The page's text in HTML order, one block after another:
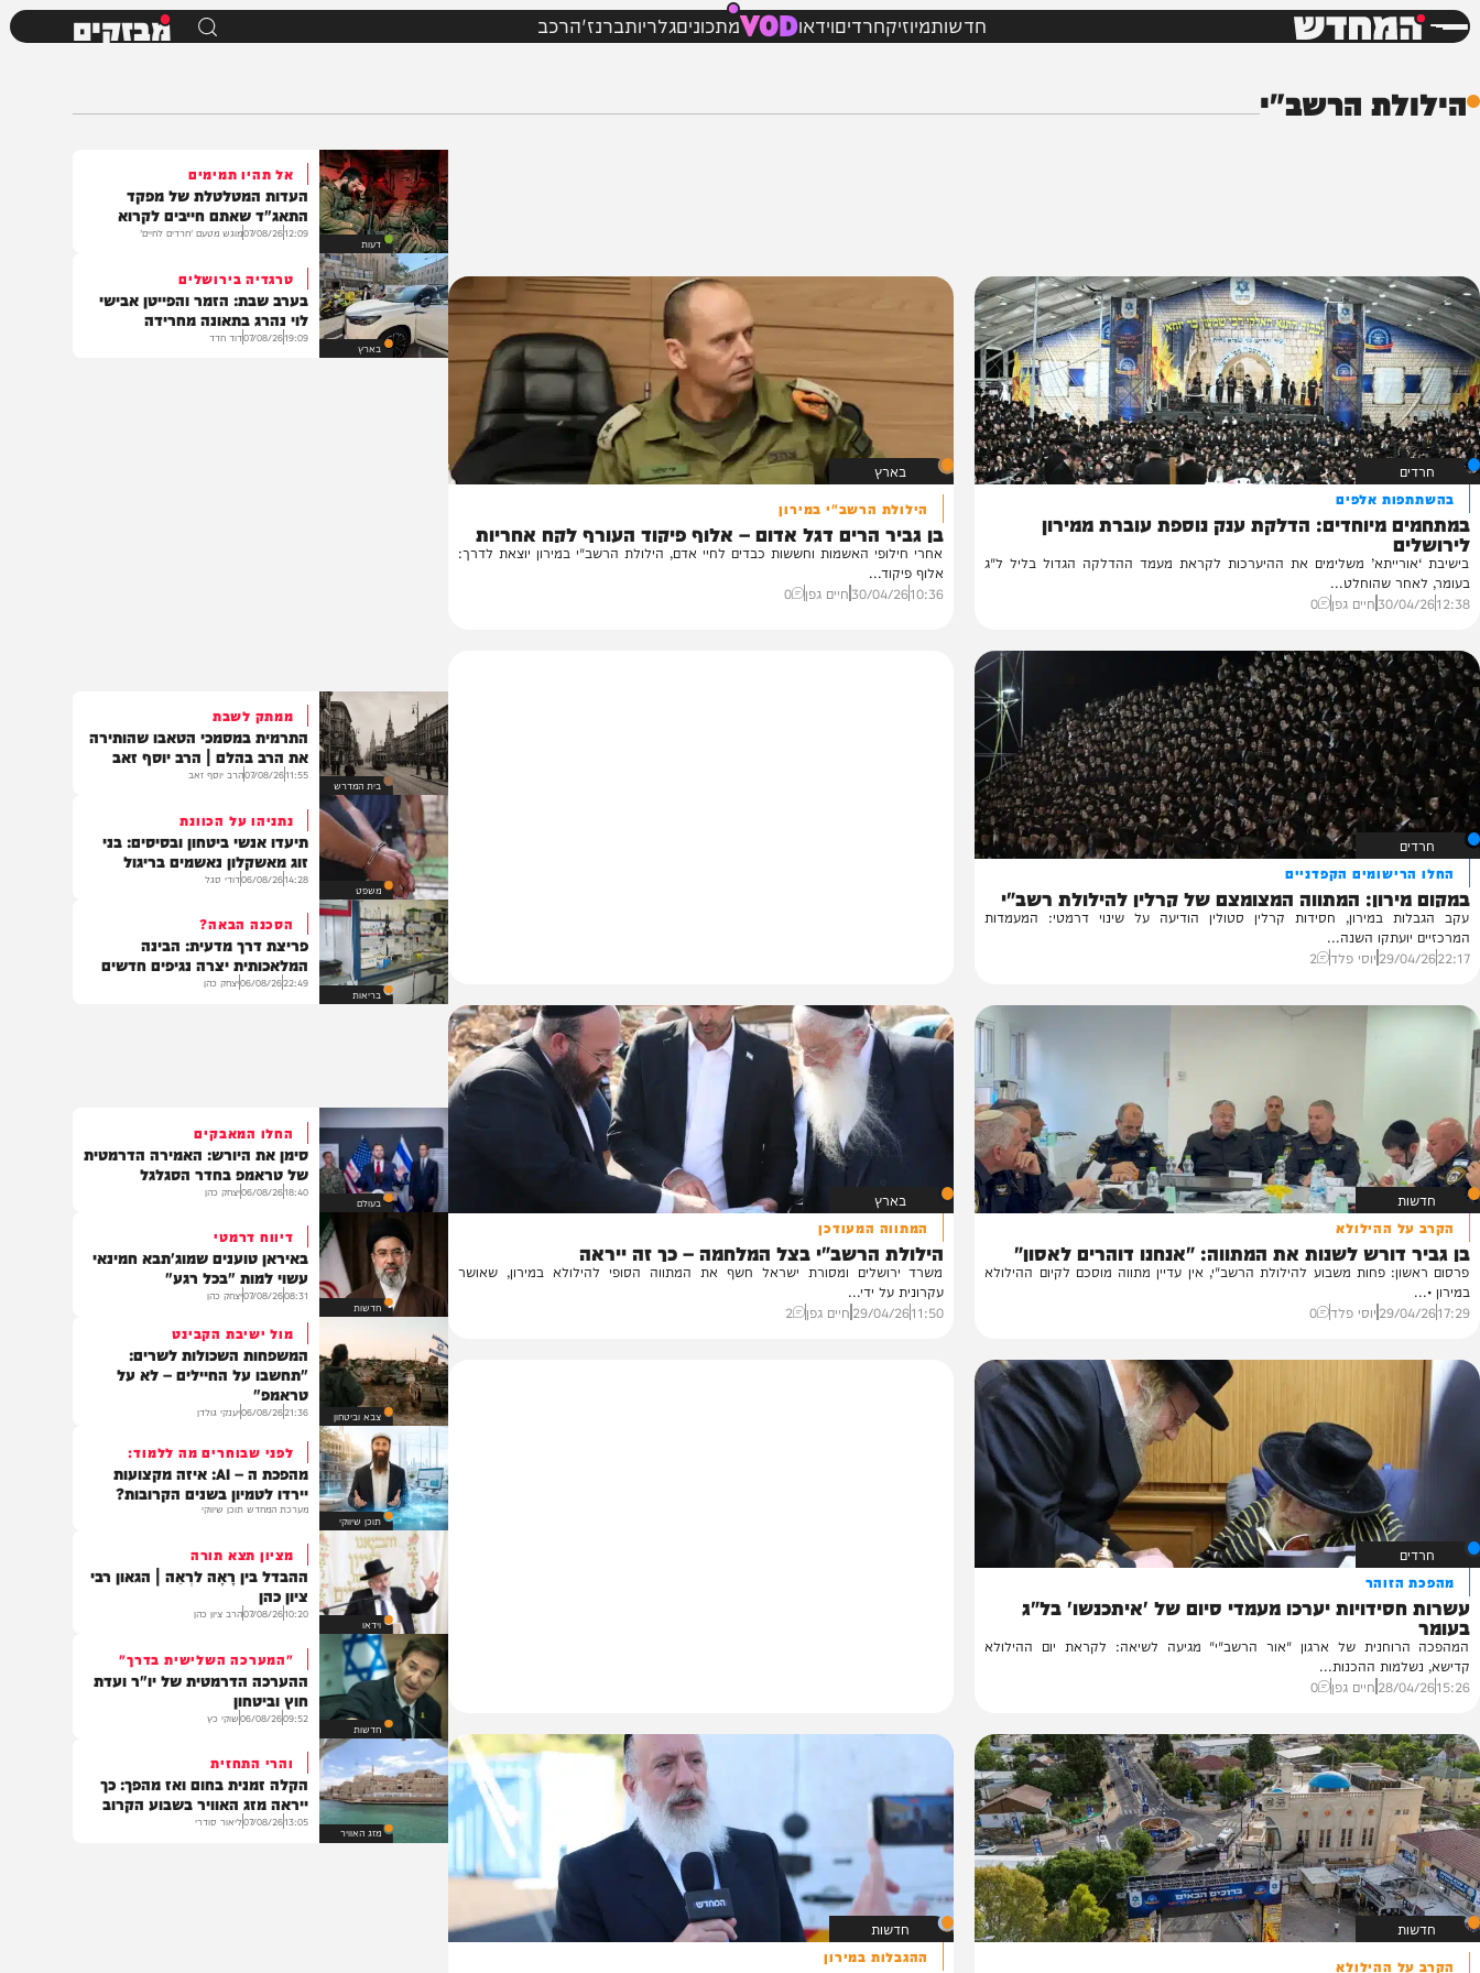
חדשותמיוזיקחרדיםוידאוVODמתכוניםגלריותברנז'הרכב
מבזקים
הרשב"י
אלפים
מיוחדים: הדלקת ענק נוספת עוברת ממירון
משלימים את ההיערכות לקראת מעמד ההדלקה הגדול בליל ל"ג
שהוחלט...
בארץ
הילולת הרשב"י במירון
בן גביר הרים דגל אדום – אלוף פיקוד העורף לקח אחריות
אחרי חילופי האשמות וחששות כבדים לחיי אדם, הילולת הרשב"י במירון יוצאת לדרך:
אלוף פיקוד...
הקפדניים
המתווה המצומצם של קרלין להילולת רשב"י
במירון, חסידות קרלין סטולין הודיעה על שינוי דרמטי: המעמדות
יוסי פלד 2
לשנות את המתווה: "אנחנו דוהרים לאסון"
יוסי פלד
בארץ
המתווה המעודכן
הילולת הרשב"י בצל המלחמה – כך זה ייראה
עקרונית על ידי...
11:50
יערכו מעמדי סיום של 'איתכנשו' בל"ג
של ארגון "אור הרשב"י" מגיעה לשיאה: לקראת יום ההילולא
ההכנות...
חיים גפן 0
דעות
אל תהיו תמימים
העדות המטלטלת של מפקד
התאג"ד שאתם חייבים לקרוא
07/08/26 מוגש מטעם 'חרדים לחיים'
טרגדיה בירושלים
בערב שבת: הזמר והפייטן אבישי
לוי נהרג בתאונה מחרידה
19:09
בית המדרש
ממתק לשבת
התרמית במסמכי הטאבו שהותירה
את הרב בהלם | הרב יוסף זאב
11:55
07/08/26הרב יוסף זאב
משפט
נתניהו על הכוונת
תיעדו אנשי ביטחון ובסיסים: בני
זוג מאשקלון נאשמים בריגול
14:28
06/08/26דודי סגל
הסכנה הבאה?
פריצת דרך מדעית: הבינה
בעולם
החלו המאבקים
סימן את היורש: האמירה הדרמטית
של טראמפ בחדר הסגלגל
18:40
06/08/26יצחק כהן
חדשות
דיווח דרמטי
באיראן טוענים שמוג'תבא חמינאי
עשוי למות "בכל רגע"
08:31
07/08/26יצחק כהן
צבא וביטחון
מול ישיבת הקבינט
המשפחות השכולות לשרים:
"תחשבו על החיילים – לא על
טראמפ"
21:36
06/08/26יענקי גולדן
תוכן שיווקי
מהפכת ה – AI: איזה מקצועות
יירדו לטמיון בשנים הקרובות?
מערכת המחדש תוכן שיווקי
וידאו
ההבדל בין רָאָה לרְאֵה | הגאון רבי
ציון כהן
10:20
07/08/26הרב ציון כהן
חדשות
"המערכה השלישית בדרך"
ההערכה הדרמטית של יו"ר ועדת
חוץ וביטחון
09:52
06/08/26שוקי כץ